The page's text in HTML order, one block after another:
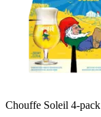
Chouffe Soleil 4-pack